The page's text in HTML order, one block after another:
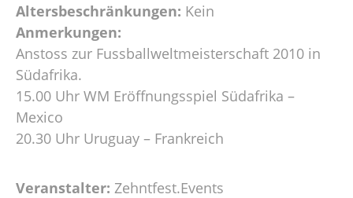
Altersbeschränkungen: Kein
Anmerkungen:
Anstoss zur Fussballweltmeisterschaft 2010 in
Südafrika.
15.00 Uhr WM Eröffnungsspiel Südafrika –
Mexico
20.30 Uhr Uruguay – Frankreich
Veranstalter: Zehntfest.Events